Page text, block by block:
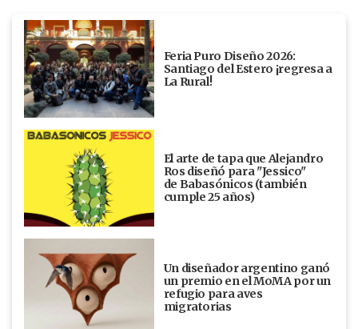
Feria Puro Diseño 2026:
Santiago del Estero ¡regresa a
La Rural!
El arte de tapa que Alejandro
Ros diseñó para "Jessico"
de Babasónicos (también
cumple 25 años)
Un diseñador argentino ganó
un premio en el MoMA por un
refugio para aves
migratorias